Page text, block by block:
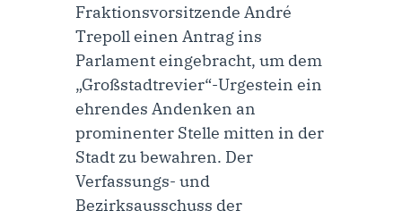
Fraktionsvorsitzende André
Trepoll einen Antrag ins
Parlament eingebracht, um dem
„Großstadtrevier“-Urgestein ein
ehrendes Andenken an
prominenter Stelle mitten in der
Stadt zu bewahren. Der
Verfassungs- und
Bezirksausschuss der